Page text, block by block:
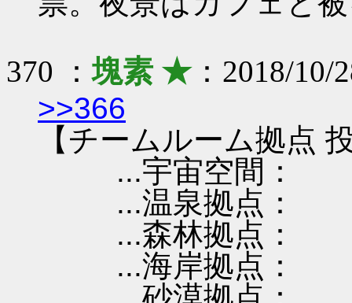
370 ：塊素 ★：2018/10/
>>366
【チームルーム拠点
...宇宙空間：
...温泉拠点：
...森林拠点：
...海岸拠点：